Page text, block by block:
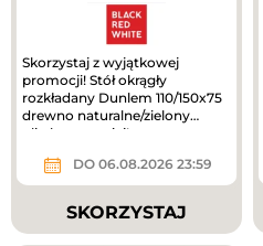
Skorzystaj z wyjątkowej
promocji! Stół okrągły
rozkładany Dunlem 110/150x75
drewno naturalne/zielony
oliwkowy taniej!
DO 06.08.2026 23:59
SKORZYSTAJ